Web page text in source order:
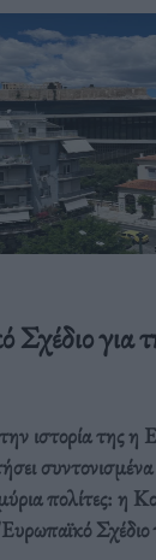
Σχέδιο για
ιστορία της
πολίτες: η
Σχέδιο